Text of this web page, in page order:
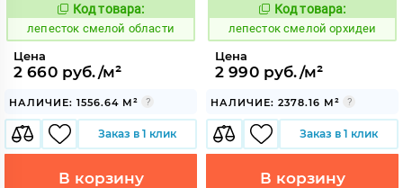
870938
Код товара:
лепесток смелой области
Цена
2 660 руб./м²
НАЛИЧИЕ: 1556.64 М²
Заказ в 1 клик
В корзину
870939
Код товара:
лепесток смелой орхидеи
Цена
2 990 руб./м²
НАЛИЧИЕ: 2378.16 М²
Заказ в 1 клик
В корзину